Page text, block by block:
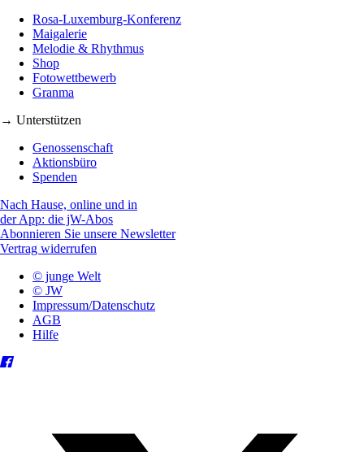
Rosa-Luxemburg-Konferenz
Maigalerie
Melodie & Rhythmus
Shop
Fotowettbewerb
Granma
→ Unterstützen
Genossenschaft
Aktionsbüro
Spenden
Nach Hause, online und in
der App: die jW-Abos
Abonnieren Sie unsere Newsletter
Vertrag widerrufen
© junge Welt
© JW
Impressum/Datenschutz
AGB
Hilfe